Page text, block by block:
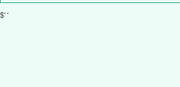
$' '